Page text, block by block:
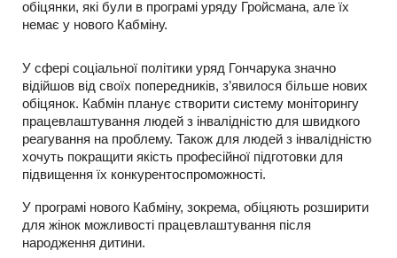
обіцянки, які були в програмі уряду Гройсмана, але їх
немає у нового Кабміну.
У сфері соціальної політики уряд Гончарука значно
відійшов від своїх попередників, з’явилося більше нових
обіцянок. Кабмін планує створити систему моніторингу
працевлаштування людей з інвалідністю для швидкого
реагування на проблему. Також для людей з інвалідністю
хочуть покращити якість професійної підготовки для
підвищення їх конкурентоспроможності.
У програмі нового Кабміну, зокрема, обіцяють розширити
для жінок можливості працевлаштування після
народження дитини.